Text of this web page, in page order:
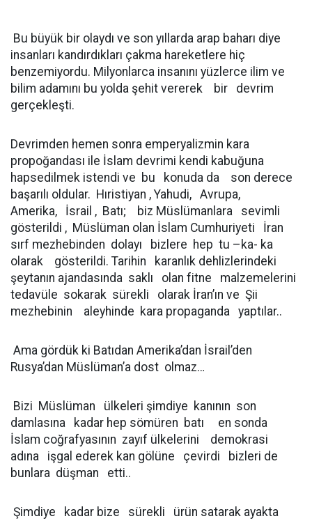
Bu büyük bir olaydı ve son yıllarda arap baharı diye
insanları kandırdıkları çakma hareketlere hiç
benzemiyordu. Milyonlarca insanını yüzlerce ilim ve
bilim adamını bu yolda şehit vererek bir devrim
gerçekleşti.
Devrimden hemen sonra emperyalizmin kara
propoğandası ile İslam devrimi kendi kabuğuna
hapsedilmek istendi ve bu konuda da son derece
başarılı oldular. Hıristiyan , Yahudi, Avrupa,
Amerika, İsrail , Batı; biz Müslümanlara sevimli
gösterildi , Müslüman olan İslam Cumhuriyeti İran
sırf mezhebinden dolayı bizlere hep tu –ka- ka
olarak gösterildi. Tarihin karanlık dehlizlerindeki
şeytanın ajandasında saklı olan fitne malzemelerini
tedavüle sokarak sürekli olarak İran’ın ve Şii
mezhebinin aleyhinde kara propaganda yaptılar..
Ama gördük ki Batıdan Amerika’dan İsrail’den
Rusya’dan Müslüman’a dost olmaz…
Bizi Müslüman ülkeleri şimdiye kanının son
damlasına kadar hep sömüren batı en sonda
İslam coğrafyasının zayıf ülkelerini demokrasi
adına işgal ederek kan gölüne çevirdi bizleri de
bunlara düşman etti..
Şimdiye kadar bize sürekli ürün satarak ayakta